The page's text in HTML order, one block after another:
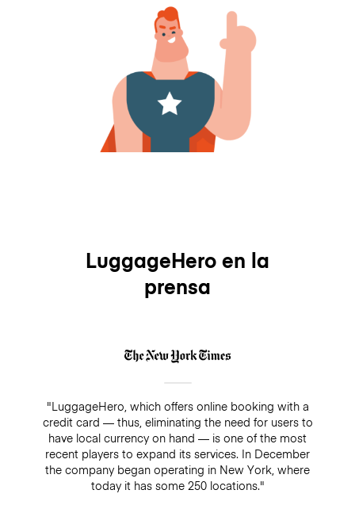
LuggageHero en la
prensa
"LuggageHero, which offers online booking with a
credit card — thus, eliminating the need for users to
have local currency on hand — is one of the most
recent players to expand its services. In December
the company began operating in New York, where
today it has some 250 locations."